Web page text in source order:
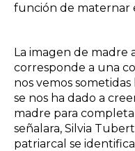
función de maternar
La imagen de madre
corresponde a una
nos vemos
se nos ha dado a
madre para
señalara, Silvia
patriarcal se